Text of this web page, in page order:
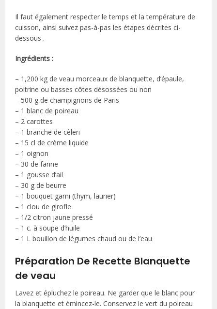
Il faut également respecter le temps et la température de
cuisson, ainsi suivez pas-à-pas les étapes décrites ci-
dessous .
Ingrédients :
– 1,200 kg de veau morceaux de blanquette, d’épaule,
poitrine ou basses côtes désossées ou non
– 500 g de champignons de Paris
– 1 blanc de poireau
– 2 carottes
– 1 branche de cèleri
– 15 cl de crème liquide
– 1 oignon
– 30 de farine
– 1 gousse d’ail
– 30 g de beurre
– 1 bouquet garni (thym, laurier)
– 1 clou de girofle
– 1/2 citron jaune pressé
– 1 c. à soupe d’huile
– 1 L bouillon de légumes chaud ou de l’eau
Préparation De Recette Blanquette
de veau
Lavez et épluchez le poireau. Ne garder que le blanc pour
la blanquette et émincez-le. Conservez le vert du poireau